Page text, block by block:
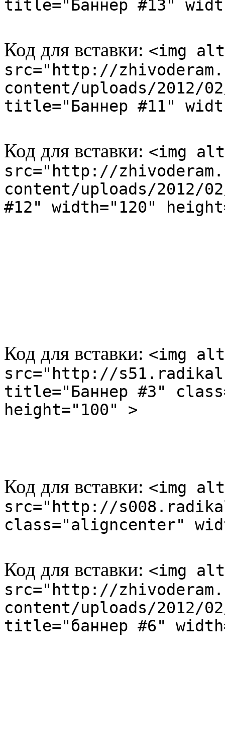
title="Баннер #13"
Код для вставки: <img
src="http://
content/uploads/2012/
title="Баннер #11"
Код для вставки: <img
src="http://
content/uploads/2012/
#12" width="120"
Код для вставки: <img
src="http://
title="Баннер #3"
height="100" >
Код для вставки: <img
src="http://
class="aligncenter"
Код для вставки: <img
src="http://
content/uploads/2012/
title="баннер #6"